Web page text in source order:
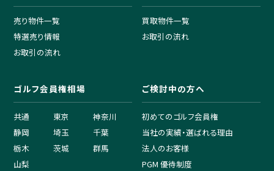
売り物件一覧
特選売り情報
お取引の流れ
買取物件一覧
お取引の流れ
ゴルフ会員権相場
共通 東京
神奈川
静岡
埼玉
千葉
栃木
茨城
群馬
山梨
ご検討中の方へ
初めてのゴルフ会員権
当社の実績・選ばれる理由
法人のお客様
PGM 優待制度